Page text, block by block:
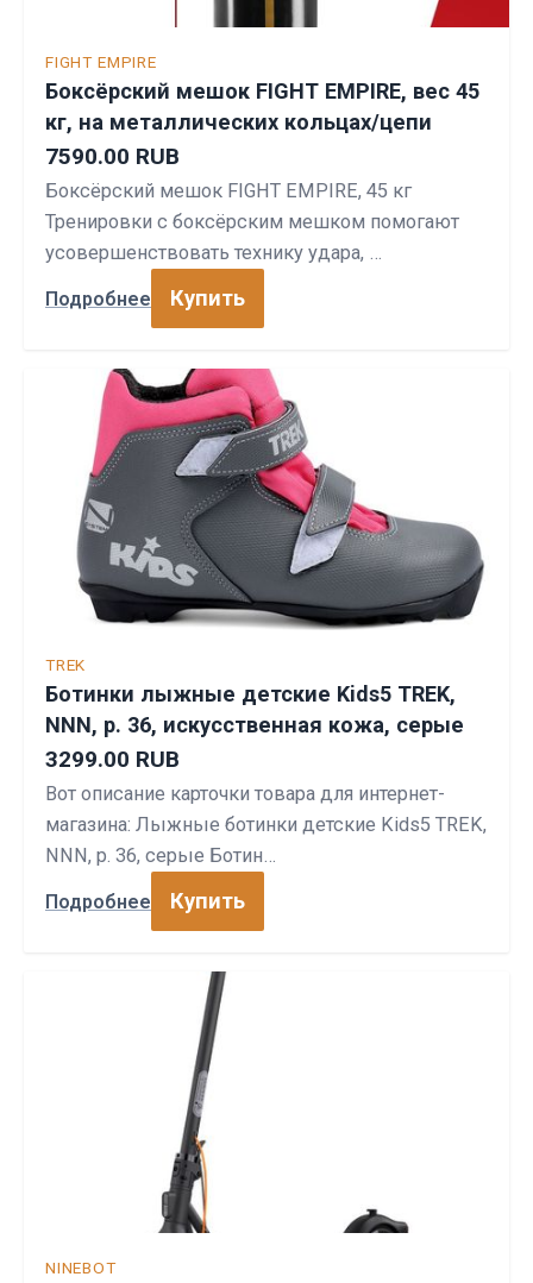
FIGHT EMPIRE
Боксёрский мешок FIGHT EMPIRE, вес 45
кг, на металлических кольцах/цепи
7590.00 RUB
Боксёрский мешок FIGHT EMPIRE, 45 кг
Тренировки с боксёрским мешком помогают
усовершенствовать технику удара, …
Подробнее Купить
TREK
Ботинки лыжные детские Kids5 TREK,
NNN, р. 36, искусственная кожа, серые
3299.00 RUB
Вот описание карточки товара для интернет-
магазина: Лыжные ботинки детские Kids5 TREK,
NNN, р. 36, серые Ботин…
Подробнее Купить
NINEBOT